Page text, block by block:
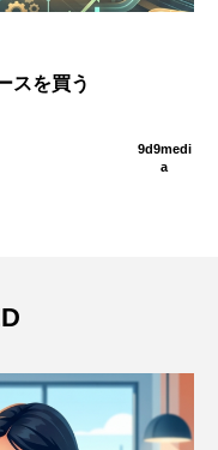
ヤフ首相、AIクロー